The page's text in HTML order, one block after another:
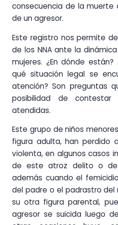
consecuencia de la muerte
de un agresor.
Este registro nos permite
de los NNA ante la
mujeres. ¿En dónde están?
qué situación legal se
atención? Son preguntas
posibilidad de
atendidas.
Este grupo de niños
figura adulta, han perdido
violenta, en algunos casos
de este atroz delito o
además cuando el
del padre o el padrastro del
su otra figura parental,
agresor se suicida luego